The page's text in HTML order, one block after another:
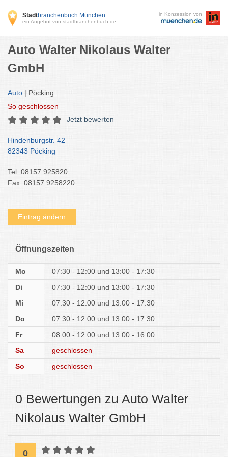
Stadtbranchenbuch München
ein Angebot von stadtbranchenbuch.de
in Konzession von
Auto Walter Nikolaus Walter
GmbH
Auto | Pöcking
So geschlossen
Jetzt bewerten
Hindenburgstr. 42
82343 Pöcking
Tel: 08157 925820
Fax: 08157 9258220
Eintrag ändern
Öffnungszeiten
Mo 07:30 - 12:00
13:00 - 17:30
Di
07:30 - 12:00
13:00 - 17:30
Mi
07:30 - 12:00
13:00 - 17:30
Do
07:30 - 12:00
13:00 - 17:30
Fr
08:00 - 12:00
13:00 - 16:00
Sa
geschlossen
So
geschlossen
0 Bewertungen zu Auto Walter
Nikolaus Walter GmbH
0